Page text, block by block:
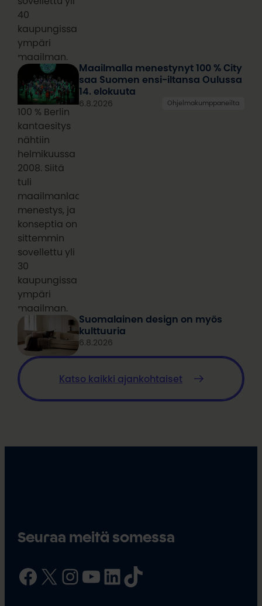
40
kaupungissa
ympäri
maailman.
100 % Berlin
kantaesitys
nähtiin
helmikuussa
2008. Siitä
tuli
maailmanlaajuinen
menestys, ja
konseptia on
sittemmin
sovellettu yli
30
kaupungissa
ympäri
maailman.
Maailmalla menestynyt 100 % City
saa Suomen ensi-iltansa Oulussa
14. elokuuta
6.8.2026 Ohjelmakumppaneilta
Suomalainen design on myös
kulttuuria
6.8.2026
Katso kaikki ajankohtaiset
Seuraa meitä somessa
Facebook X InstagramYouTube LinkedIn TikTok